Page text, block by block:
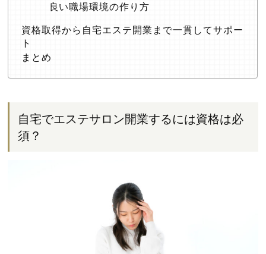
良い職場環境の作り方
資格取得から自宅エステ開業まで一貫してサポー
ト
まとめ
自宅でエステサロン開業するには資格は必
須？